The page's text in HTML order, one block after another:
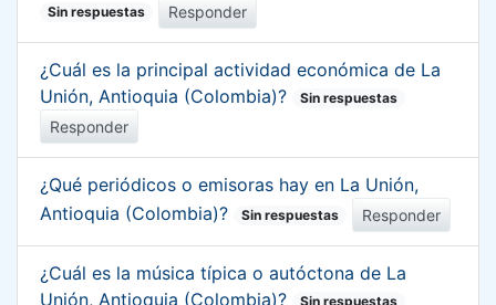
Sin respuestas Responder
¿Cuál es la principal actividad económica de La
Unión, Antioquia (Colombia)?
Sin respuestas
Responder
¿Qué periódicos o emisoras hay en La Unión,
Antioquia (Colombia)?
Sin respuestas Responder
¿Cuál es la música típica o autóctona de La
Unión, Antioquia (Colombia)?
Sin respuestas